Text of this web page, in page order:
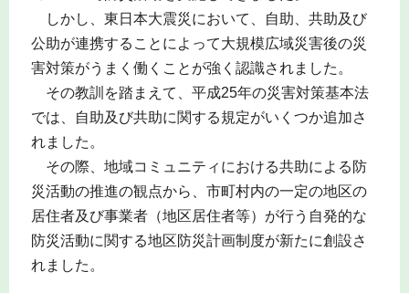
しかし、東日本大震災において、自助、共助及び
公助が連携することによって大規模広域災害後の災
害対策がうまく働くことが強く認識されました。
その教訓を踏まえて、平成25年の災害対策基本法
では、自助及び共助に関する規定がいくつか追加さ
れました。
その際、地域コミュニティにおける共助による防
災活動の推進の観点から、市町村内の一定の地区の
居住者及び事業者（地区居住者等）が行う自発的な
防災活動に関する地区防災計画制度が新たに創設さ
れました。